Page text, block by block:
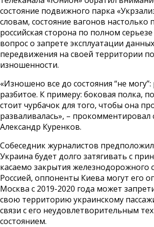
состояние подвижного парка
словам, состояние вагонов настолько
российская сторона по полном
вопрос о запрете эксплуатации
передвижения на своей территории
изношенности.
«Изношено все до состояния “не
разбитое. К примеру: боковая полка,
стоит чурбачок для того, чтобы она
разваливалась», – прокомментировал
Александр Куренков.
Собеседник журналистов
Украина будет долго затягивать с
касаемо закрытия железнодорожного
Россией, оппоненты Киева могут его
Москва с 2019-2020 года может
свою территорию украинскому
связи с его неудовлетворительным
состоянием.